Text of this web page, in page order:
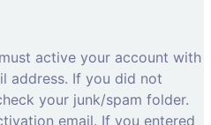
active your account with
address. If you did not
your junk/spam folder.
email. If you entered